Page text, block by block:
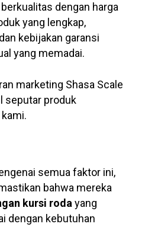
dengan harga
yang lengkap,
kebijakan garansi
yang memadai.
marketing Shasa Scale
seputar produk
semua faktor ini,
bahwa mereka
kursi roda yang
dengan kebutuhan